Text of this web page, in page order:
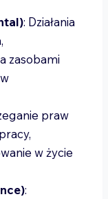
: Działania
zasobami
praw
w życie
: